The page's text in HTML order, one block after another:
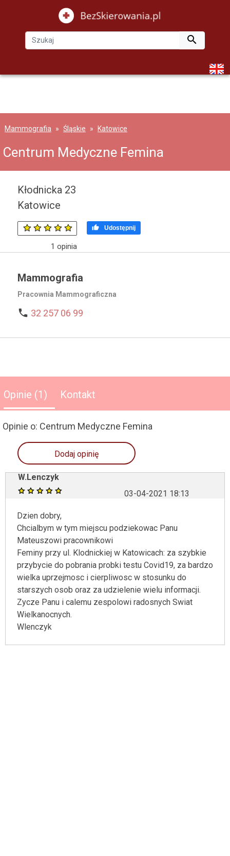

Mammografia Śląskie Katowice
Centrum Medyczne Femina
Kłodnicka 23
Katowice
1 opinia
 Udostępnij
Mammografia
Pracownia Mammograficzna
 32 257 06 99
Opinie (1) Kontakt
Opinie o: Centrum Medyczne Femina
Dodaj opinię
W.Lenczyk
03-04-2021 18:13
Dzien dobry,
Chcialbym w tym miejscu podziekowac Panu
Mateuszowi pracownikowi
Feminy przy ul. Klodnickiej w Katowicach: za szybkie
przybycie do pobrania probki testu Covid19, za bardzo
wielka uprzejmosc i cierpliwosc w stosunku do
starszych osob oraz za udzielenie wielu informacji.
Zycze Panu i calemu zespolowi radosnych Swiat
Wielkanocnych.
Wlenczyk